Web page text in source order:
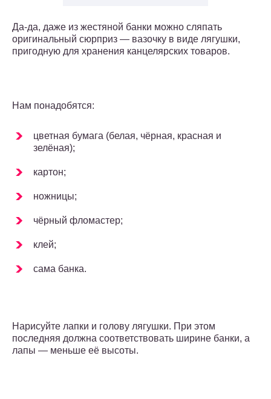
Да-да, даже из жестяной банки можно сляпать
оригинальный сюрприз — вазочку в виде лягушки,
пригодную для хранения канцелярских товаров.
Нам понадобятся:
цветная бумага (белая, чёрная, красная и
зелёная);
картон;
ножницы;
чёрный фломастер;
клей;
сама банка.
Нарисуйте лапки и голову лягушки. При этом
последняя должна соответствовать ширине банки, а
лапы — меньше её высоты.